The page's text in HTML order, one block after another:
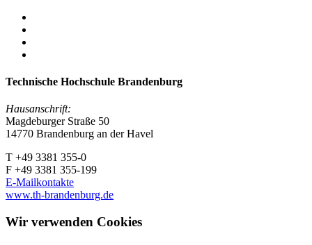
Technische Hochschule Brandenburg
Hausanschrift:
Magdeburger Straße 50
14770 Brandenburg an der Havel
T +49 3381 355-0
F +49 3381 355-199
E-Mailkontakte
www.th-brandenburg.de
Wir verwenden Cookies